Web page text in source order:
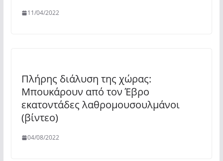
11/04/2022
Πλήρης διάλυση της χώρας:
Μπουκάρουν από τον Έβρο
εκατοντάδες λαθρομουσουλμάνοι
(βίντεο)
04/08/2022